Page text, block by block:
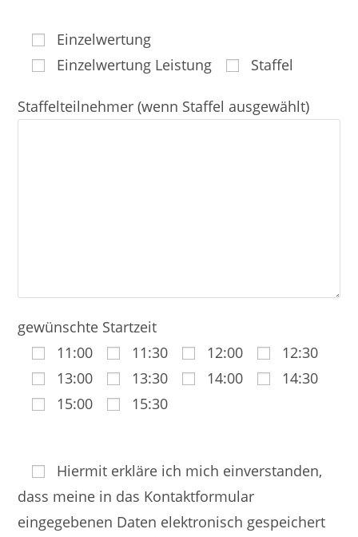
Einzelwertung
Einzelwertung Leistung
Staffel
Staffelteilnehmer (wenn Staffel ausgewählt)
gewünschte Startzeit
11:00
11:30 12:00
12:30
13:00
13:30 14:00
14:30
15:00
15:30
Hiermit erkläre ich mich einverstanden,
dass meine in das Kontaktformular
eingegebenen Daten elektronisch gespeichert